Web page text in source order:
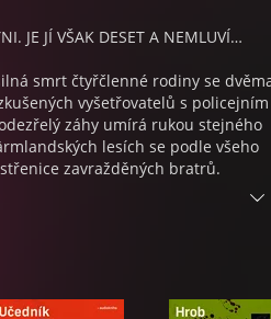
JE JÍ VŠAK DESET A NEMLUVÍ…
smrt čtyřčlenné rodiny se
vyšetřovatelů s policejním
záhy umírá rukou stejného
lesích se podle všeho
zavražděných bratrů.
Musí však při tom přemáhat
dcerku, kterou před lety nedokázal